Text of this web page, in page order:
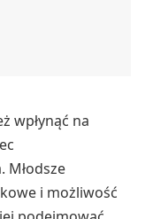
wpłynąć na
Młodsze
i możliwość